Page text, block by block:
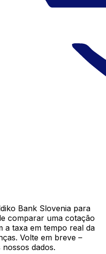
Bank Slovenia para
comparar uma cotação
a taxa em tempo real da
Volte em breve –
dados.